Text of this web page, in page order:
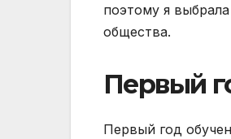
поэтому я
общества.
Первый
Первый год